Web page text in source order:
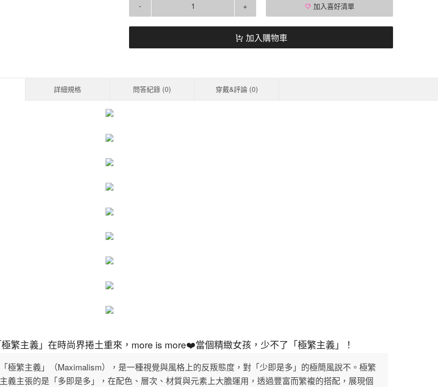
- + 加入喜好清單
加入購物車
詳細規格 問答紀錄 (0) 穿戴&評論 (0)
繁主義」在時尚界捲土重來，more is more❤️當個精緻女孩，少不了「極繁主義」！
「極繁主義」（Maximalism），是一種視覺與風格上的反叛態度，對「少即是多」的極簡風說不。極繁
主義主張的是「多即是多」，在配色、層次、材質與元素上大膽運用，透過豐富而繁複的搭配，展現個